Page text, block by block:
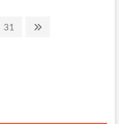
Page
31
Next